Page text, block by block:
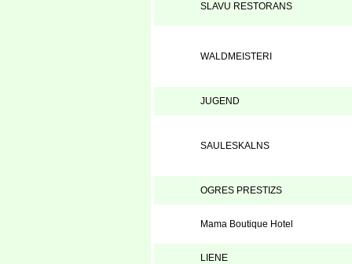
SLAVU RESTORANS
WALDMEISTERI
JUGEND
SAULESKALNS
OGRES PRESTIZS
Mama Boutique Hotel
LIENE